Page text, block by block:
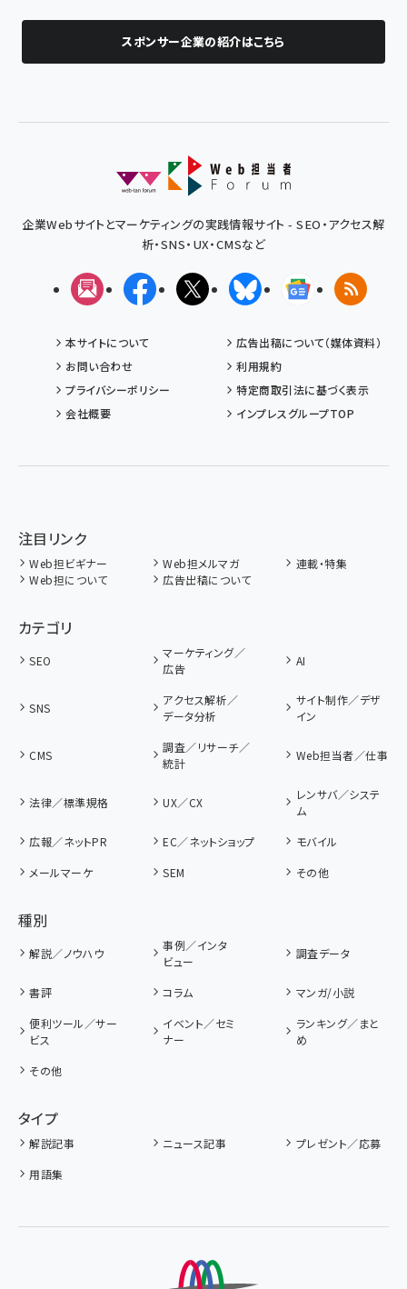
スポンサー企業の紹介はこちら
企業Webサイトとマーケティングの実践情報サイト - SEO・アクセス解
析・SNS・UX・CMSなど
メルマガFacebookX(エックス)BlueskyGoogleニュ
RSS
本サイトについて
広告出稿について（媒体資料）
お問い合わせ
利用規約
プライバシーポリシー
特定商取引法に基づく表示
会社概要
インプレスグループTOP
注目リンク
Web担ビギナー Web担メルマガ
連載・特集
Web担について
広告出稿について
カテゴリ
SEO
マーケティング／
広告
AI
SNS
アクセス解析／
データ分析
サイト制作／デザ
イン
CMS
調査／リサーチ／
統計
Web担当者／仕事
法律／標準規格 UX／CX
レンサバ／システ
ム
広報／ネットPR
EC／ネットショップ
モバイル
メールマーケ
SEM その他
種別
解説／ノウハウ
事例／インタ
ビュー
調査データ
書評 コラム
マンガ/小説
便利ツール／サー
ビス
イベント／セミ
ナー
ランキング／まと
め
その他
タイプ
解説記事 ニュース記事
プレゼント／応募
用語集